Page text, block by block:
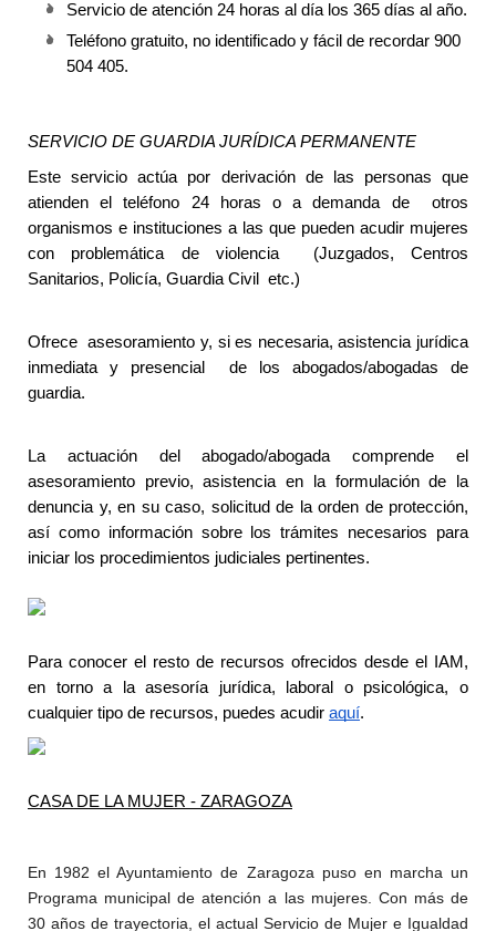
Servicio de atención 24 horas al día los 365 días al año.
Teléfono gratuito, no identificado y fácil de recordar 900
504 405.
SERVICIO DE GUARDIA JURÍDICA PERMANENTE
Este servicio actúa por derivación de las personas que
atienden el teléfono 24 horas o a demanda de  otros
organismos e instituciones a las que pueden acudir mujeres
con problemática de violencia  (Juzgados, Centros
Sanitarios, Policía, Guardia Civil  etc.)
Ofrece  asesoramiento y, si es necesaria, asistencia jurídica
inmediata y presencial  de los abogados/abogadas de
guardia.
La actuación del abogado/abogada comprende el
asesoramiento previo, asistencia en la formulación de la
denuncia y, en su caso, solicitud de la orden de protección,
así como información sobre los trámites necesarios para
iniciar los procedimientos judiciales pertinentes.
Para conocer el resto de recursos ofrecidos desde el IAM,
en torno a la asesoría jurídica, laboral o psicológica, o
cualquier tipo de recursos, puedes acudir aquí.
CASA DE LA MUJER - ZARAGOZA
En 1982 el Ayuntamiento de Zaragoza puso en marcha un
Programa municipal de atención a las mujeres. Con más de
30 años de trayectoria, el actual Servicio de Mujer e Igualdad